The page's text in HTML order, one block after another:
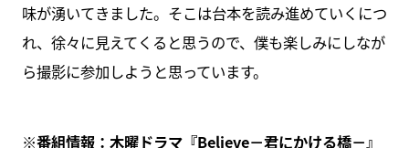
味が湧いてきました。そこは台本を読み進めていくにつ
れ、徐々に見えてくると思うので、僕も楽しみにしなが
ら撮影に参加しようと思っています。
※番組情報：木曜ドラマ『Believe－君にかける橋－』